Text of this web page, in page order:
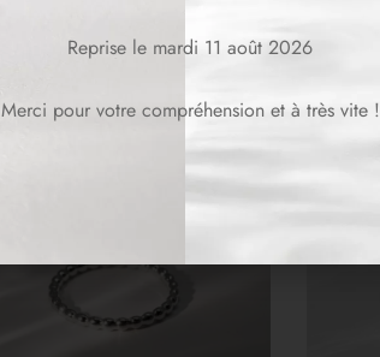
Reprise le mardi 11 août 2026
Merci pour votre compréhension et à très vite !